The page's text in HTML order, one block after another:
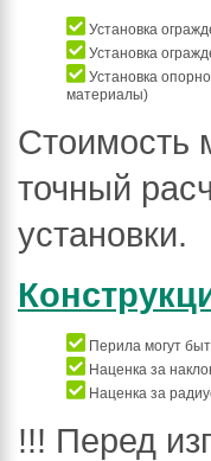
Установка
Установка
Установка
материалы)
Стоимость
точный
установки.
Перила могут
Наценка за
Наценка за
!!! Перед